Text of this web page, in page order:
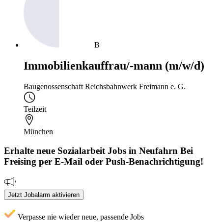
B
Immobilienkauffrau/-mann (m/w/d)
Baugenossenschaft Reichsbahnwerk Freimann e. G.
Teilzeit
München
Erhalte neue Sozialarbeit Jobs in Neufahrn Bei
Freising per E-Mail oder Push-Benachrichtigung!
Jetzt Jobalarm aktivieren
Verpasse nie wieder neue, passende Jobs